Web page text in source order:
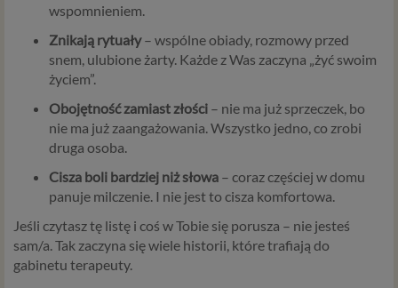
wspomnieniem.
Znikają rytuały– wspólneobiady, rozmowy przed
snem, ulubione żarty. Każde zWas zaczyna „żyć swoim
życiem”.
Obojętnośćzamiast złości – nie ma już sprzeczek, bo
nie ma już zaangażowania.Wszystko jedno,co zrobi
druga osoba.
Cisza boli bardziej niżsłowa – corazczęściej wdomu
panuje milczenie. I nie jestto cisza komfortowa.
Jeśli czytasztę listę i coś wTobie się porusza – nie jesteś
sam/a.Tak zaczyna sięwiele historii, któretrafiają do
gabinetu terapeuty.